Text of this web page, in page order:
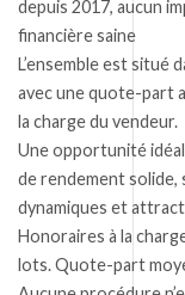
depuis 2017, aucun
financière saine
L’ensemble est situé
avec une quote-part
la charge du vendeur.
Une opportunité
de rendement solide,
dynamiques et
Honoraires à la
lots. Quote-part